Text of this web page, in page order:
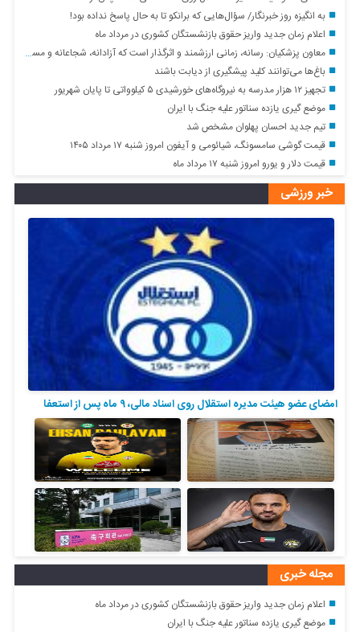
به انگیزه روز خبرنگار/ سؤال‌هایی که برانکو تا به حال پاسخ نداده بود!
اعلام زمان جدید واریز حقوق بازنشستگان کشوری در مرداد ماه
معاون پزشکیان: رسانه، زمانی ارزشمند و اثرگذار است که آزادانه، شجاعانه و مسئولانه بگوید و بنویسد/ دولت هرگز از خبرنگاران نمی‌خواهد نقد را کنار بگذارند
باغ‌ها می‌توانند کلید پیشگیری از دیابت باشند
تجهیز ۱۲ هزار مدرسه به نیروگاه‌های خورشیدی ۵ کیلوواتی تا پایان شهریور
موضع گیری یازده سناتور علیه جنگ با ایران
تیم جدید احسان پهلوان مشخص شد
قیمت گوشی سامسونگ، شیائومی و آیفون امروز شنبه ۱۷ مرداد ۱۴۰۵
قیمت دلار و یورو امروز شنبه ۱۷ مرداد ماه
خبر ورزشی
امضای عضو هیئت مدیره استقلال روی اسناد مالی، ۹ ماه پس از استعفا
مجله خبری
اعلام زمان جدید واریز حقوق بازنشستگان کشوری در مرداد ماه
موضع گیری یازده سناتور علیه جنگ با ایران